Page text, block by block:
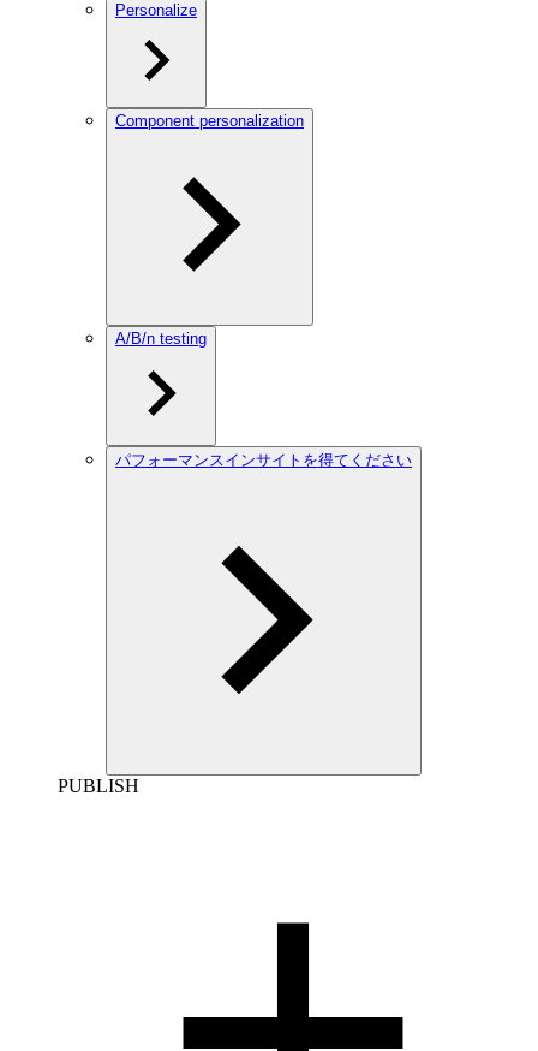
Personalize
Component personalization
A/B/n testing
パフォーマンスインサイトを得てください
PUBLISH